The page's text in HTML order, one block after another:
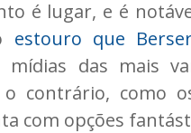
é lugar, e é
estouro que
das mais
contrário, como
com opções